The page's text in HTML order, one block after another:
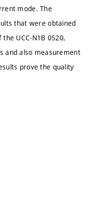
mode. The
that were obtained
UCC-N1B 0520,
and also measurement
prove the quality